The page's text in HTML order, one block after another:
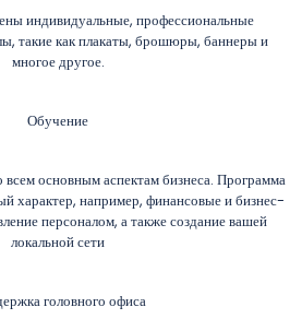
индивидуальные, профессиональные
такие как плакаты, брошюры, баннеры и
многое другое.
Обучение
основным аспектам бизнеса. Программа
характер, например, финансовые и бизнес-
персоналом, а также создание вашей
локальной сети
головного офиса